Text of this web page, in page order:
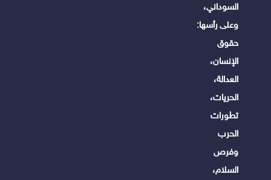
السوداني،
وعلى رأسها:
حقوق
الإنسان،
العدالة،
الحريات،
تطورات
الحرب
وفرص
السلام،